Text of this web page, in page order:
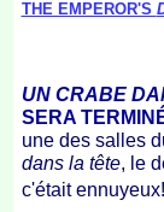
THE EMPEROR'S
UN CRABE
SERA
une des salles
dans la tête, le
c'était